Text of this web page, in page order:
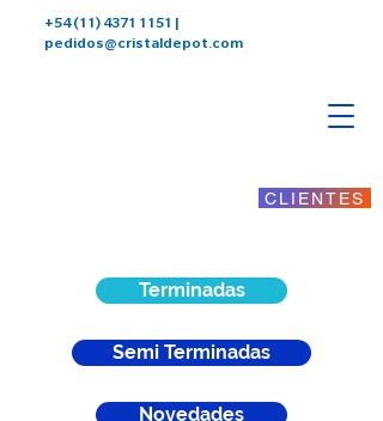
+54 (11) 4371 1151
pedidos@cristaldepot.com
CLIENTES
Terminadas
Semi Terminadas
Novedades